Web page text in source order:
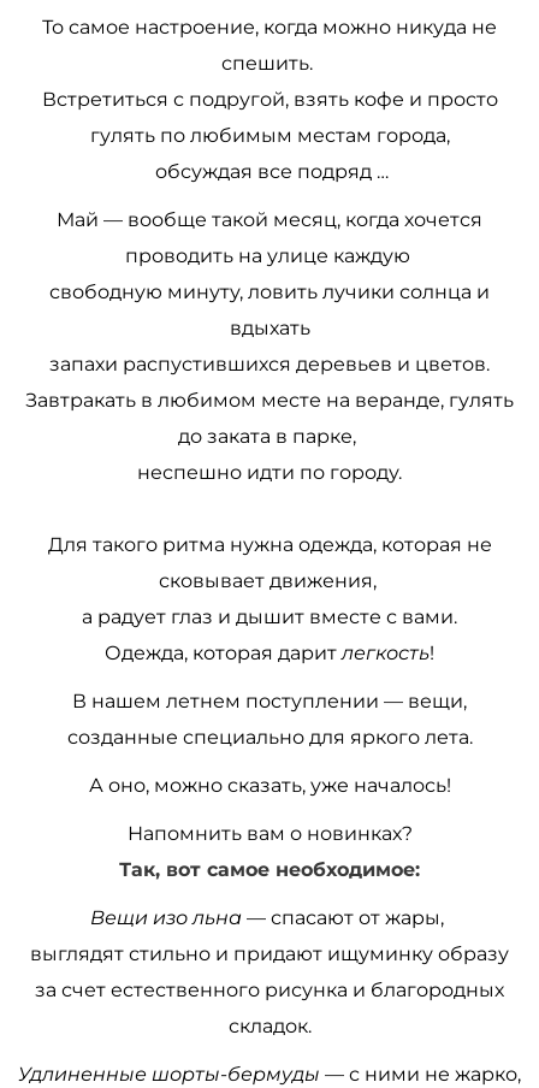
То самое настроение, когда можно никуда не
спешить.
Встретиться с подругой, взять кофе и просто
гулять по любимым местам города,
обсуждая все подряд …
Май — вообще такой месяц, когда хочется
проводить на улице каждую
свободную минуту, ловить лучики солнца и
вдыхать
запахи распустившихся деревьев и цветов.
Завтракать в любимом месте на веранде, гулять
до заката в парке,
неспешно идти по городу.
Для такого ритма нужна одежда, которая не
сковывает движения,
а радует глаз и дышит вместе с вами.
Одежда, которая дарит легкость!
В нашем летнем поступлении — вещи,
созданные специально для яркого лета.
А оно, можно сказать, уже началось!
Напомнить вам о новинках?
Так, вот самое необходимое:
Вещи изо льна — спасают от жары,
выглядят стильно и придают ищуминку образу
за счет естественного рисунка и благородных
складок.
Удлиненные шорты-бермуды — с ними не жарко,